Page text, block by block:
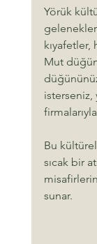
Yörük
kıyafetler,
Mut
isterseniz,
Bu
sıcak bir
sunar.